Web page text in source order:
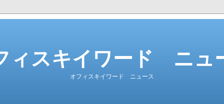
ィスキイワード ニュ
オフィスキイワード ニュース